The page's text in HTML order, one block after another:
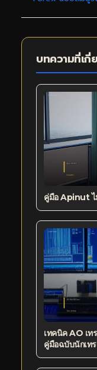
บทความที่เกี่
คู่มือ Apinut ไ
เทคนิค AO เท
คู่มือฉบับนักเท